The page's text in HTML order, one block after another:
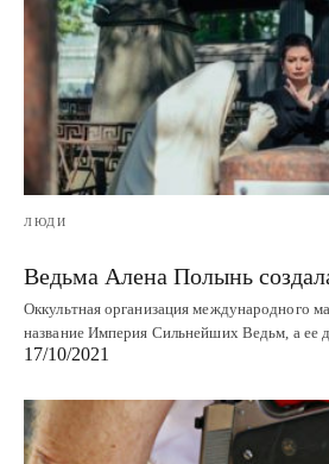
ЛЮДИ
Ведьма Алена Полынь
Оккультная организация международного
название Империя Сильнейших Ведьм, а ее
17/10/2021